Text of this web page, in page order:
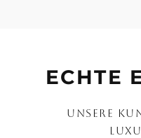
ECHTE
UNSERE